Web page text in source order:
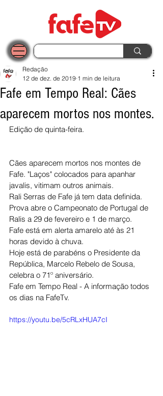
Fafe em Tempo Real: Cães
aparecem mortos nos montes.
Redação
12 de dez. de 2019 1 min de leitura
Edição de quinta-feira.
Cães aparecem mortos nos montes de
Fafe. "Laços" colocados para apanhar
javalis, vitimam outros animais.
Rali Serras de Fafe já tem data definida.
Prova abre o Campeonato de Portugal de
Ralis a 29 de fevereiro e 1 de março.
Fafe está em alerta amarelo até às 21
horas devido à chuva.
Hoje está de parabéns o Presidente da
República, Marcelo Rebelo de Sousa,
celebra o 71º aniversário.
Fafe em Tempo Real - A informação todos
os dias na FafeTv.
https://youtu.be/5cRLxHUA7cI